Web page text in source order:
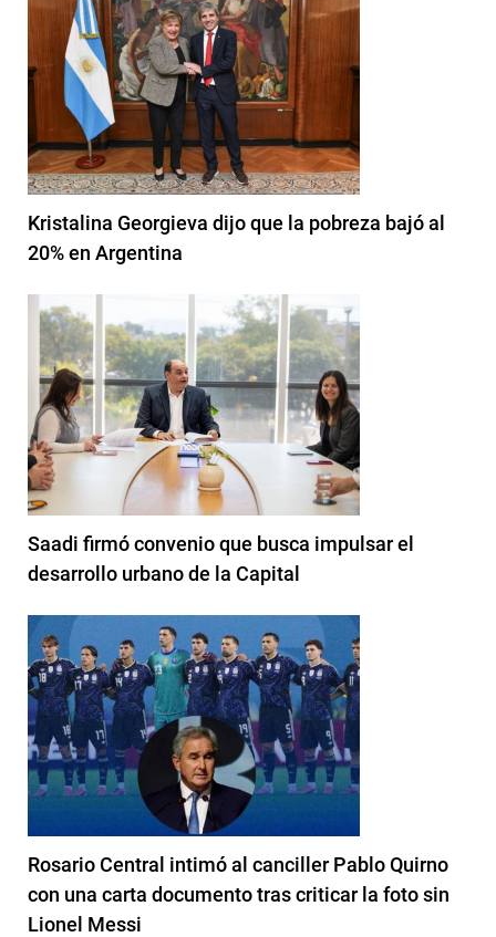
Kristalina Georgieva dijo que la pobreza bajó al
20% en Argentina
Saadi firmó convenio que busca impulsar el
desarrollo urbano de la Capital
Rosario Central intimó al canciller Pablo Quirno
con una carta documento tras criticar la foto sin
Lionel Messi